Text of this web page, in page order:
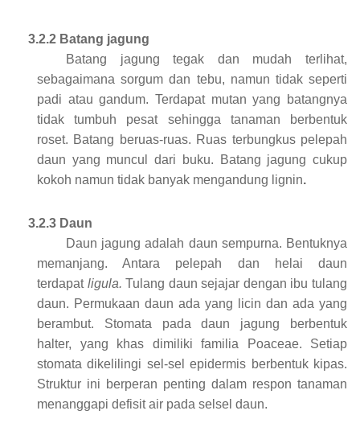
3.2.2 Batang jagung
Batang jagung tegak dan mudah terlihat,
sebagaimana sorgum dan tebu, namun tidak seperti
padi atau gandum. Terdapat mutan yang batangnya
tidak tumbuh pesat sehingga tanaman berbentuk
roset. Batang beruas-ruas. Ruas terbungkus pelepah
daun yang muncul dari buku. Batang jagung cukup
kokoh namun tidak banyak mengandung lignin.
3.2.3 Daun
Daun jagung adalah daun sempurna. Bentuknya
memanjang. Antara pelepah dan helai daun
terdapat ligula. Tulang daun sejajar dengan ibu tulang
daun. Permukaan daun ada yang licin dan ada yang
berambut. Stomata pada daun jagung berbentuk
halter, yang khas dimiliki familia Poaceae. Setiap
stomata dikelilingi sel-sel epidermis berbentuk kipas.
Struktur ini berperan penting dalam respon tanaman
menanggapi defisit air pada selsel daun.